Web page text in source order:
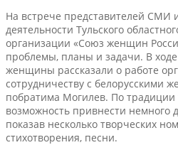
На встрече представителей СМИ
деятельности Тульского
организации «Союз женщин
проблемы, планы и задачи. В
женщины рассказали о работе
сотрудничеству с белорусскими
побратима Могилев. По традиции
возможность привнести немного
показав несколько творческих
стихотворения, песни.